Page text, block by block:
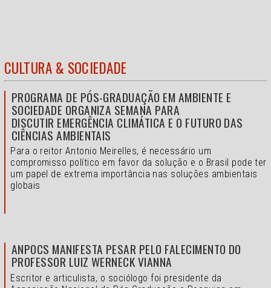
CULTURA & SOCIEDADE
PROGRAMA DE PÓS-GRADUAÇÃO EM AMBIENTE E
SOCIEDADE ORGANIZA SEMANA PARA
DISCUTIR EMERGÊNCIA CLIMÁTICA E O FUTURO DAS
CIÊNCIAS AMBIENTAIS
Para o reitor Antonio Meirelles, é necessário um
compromisso político em favor da solução e o Brasil pode ter
um papel de extrema importância nas soluções ambientais
globais
ANPOCS MANIFESTA PESAR PELO FALECIMENTO DO
PROFESSOR LUIZ WERNECK VIANNA
Escritor e articulista, o sociólogo foi presidente da